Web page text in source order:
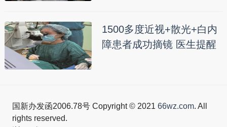
1500多度近视+散光+白内
障患者成功摘镜 医生提醒
国新办发函2006.78号 Copyright © 2021 66wz.com. All
rights reserved.